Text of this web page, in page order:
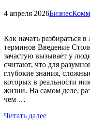
4 апреля 2026Бизнес
Как начать разбираться
терминов Введение
зачастую вызывает у
считают, что для
глубокие знания,
которых в реальности
жизни. На самом деле,
чем …
Читать далее